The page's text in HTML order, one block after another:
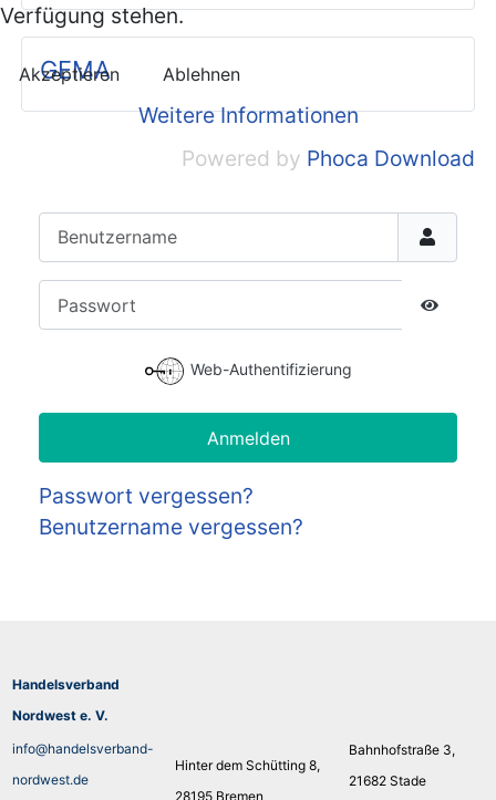
GEMA
Powered by Phoca Download
Benutzername
Passwort
Web-Authentifizierung
Anmelden
Passwort vergessen?
Benutzername vergessen?
Handelsverband
Nordwest e. V.
info@handelsverband-
nordwest.de
Hinter dem Schütting 8,
28195 Bremen
Bahnhofstraße 3,
21682 Stade
Verfügung stehen.
Akzeptieren Ablehnen
Weitere Informationen